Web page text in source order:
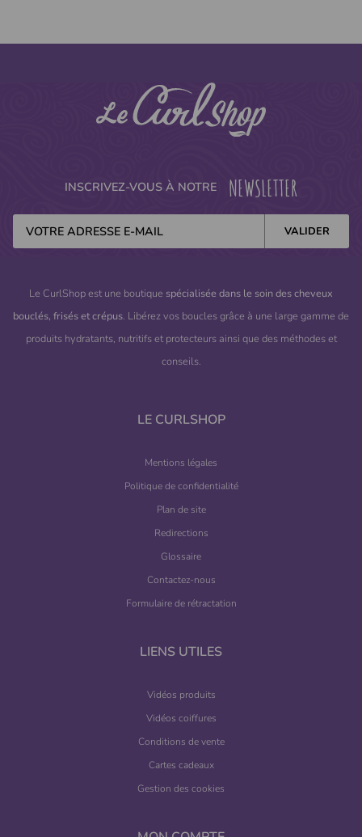
INSCRIVEZ-VOUS À NOTRE NEWSLETTER
Le CurlShop est une boutique spécialisée dans le soin des cheveux
bouclés, frisés et crépus. Libérez vos boucles grâce à une large gamme de
produits hydratants, nutritifs et protecteurs ainsi que des méthodes et
conseils.
LE CURLSHOP
Mentions légales
Politique de confidentialité
Plan de site
Redirections
Glossaire
Contactez-nous
Formulaire de rétractation
LIENS UTILES
Vidéos produits
Vidéos coiffures
Conditions de vente
Cartes cadeaux
Gestion des cookies